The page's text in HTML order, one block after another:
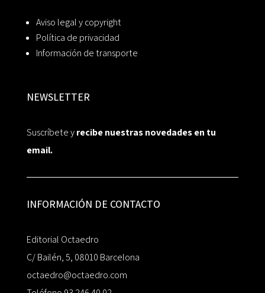
Aviso legal y copyright
Política de privacidad
Información de transporte
NEWSLETTER
Suscríbete yrecibe nuestras novedades en tu
email.
INFORMACIÓN DE CONTACTO
Editorial Octaedro
C/ Bailén, 5, 08010 Barcelona
octaedro@octaedro.com